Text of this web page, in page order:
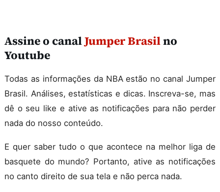
Assine o canalJumper Brasilno
Youtube
Todas as informações da NBA estão no canal Jumper
Brasil. Análises, estatísticas e dicas. Inscreva-se, mas
dê o seu like e ative as notificações para não perder
nada do nosso conteúdo.
E quer saber tudo o que acontece na melhor liga de
basquete do mundo? Portanto, ative as notificações
no canto direito de sua tela e não perca nada.